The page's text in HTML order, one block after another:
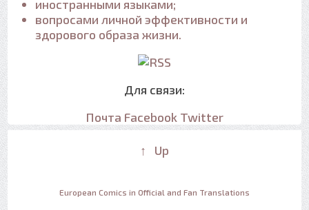
иностранными языками;
вопросами личной эффективности и
здорового образа жизни.
Для связи:
Почта Facebook Twitter
↑ Up
European Comics in Official and Fan Translations